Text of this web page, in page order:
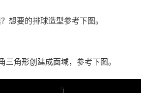
想要的排球造型参考下图。
角形创建成面域，参考下图。